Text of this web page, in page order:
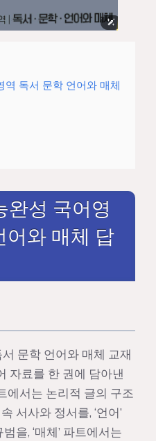
독서 문학 언어와 매체
완성 국어영
어와 매체 답
문학 언어와 매체 교재
자료를 한 권에 담아낸
에서는 논리적 글의 구조
서사와 정서를, ‘언어’
을, ‘매체’ 파트에서는